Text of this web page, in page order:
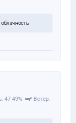
47-49%
Ветер: